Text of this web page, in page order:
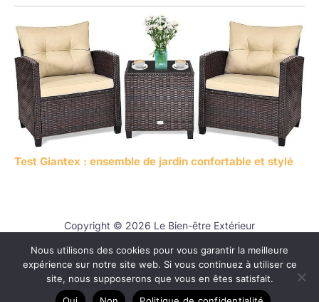
Test Giantex : ensemble de jardin confortable et stylé
Copyright © 2026 Le Bien-être Extérieur
Contact
Mentions légales
Politique de confidentialité
Nous utilisons des cookies pour vous garantir la meilleure
expérience sur notre site web. Si vous continuez à utiliser ce
site, nous supposerons que vous en êtes satisfait.